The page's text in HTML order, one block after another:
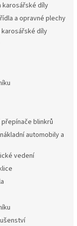
karosářské díly
a opravné plechy
díly
blinkrů
automobily a
vedení